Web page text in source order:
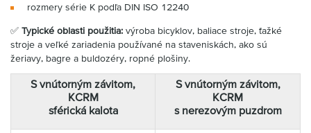
rozmery série K podľa DIN ISO 12240
✅ Typické oblasti použitia: výroba bicyklov, baliace stroje, ťažké
stroje a veľké zariadenia používané na staveniskách, ako sú
žeriavy, bagre a buldozéry, ropné plošiny.
S vnútorným závitom,
KCRM
sférická kalota
S vnútorným závitom,
KCRM
s nerezovým puzdrom